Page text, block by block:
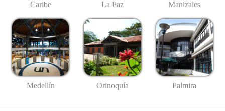
Caribe La Paz Manizales
Medellín Orinoquía Palmira